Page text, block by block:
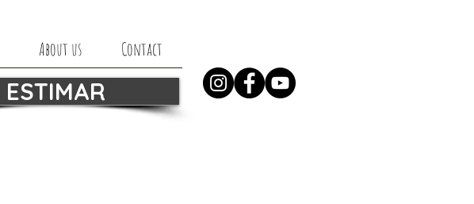
About us Contact
ESTIMAR